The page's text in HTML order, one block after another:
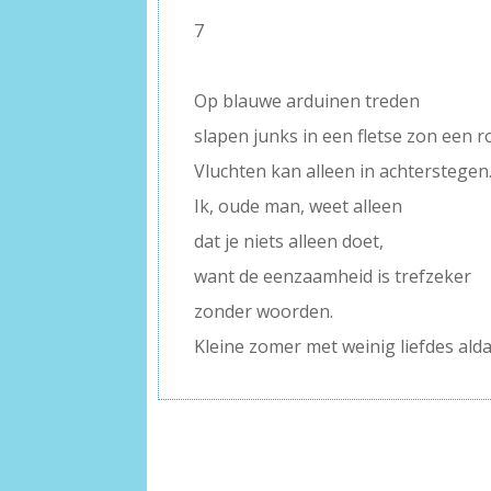
7
Op blauwe arduinen treden
slapen junks in een fletse zon een
Vluchten kan alleen in achterstegen.
Ik, oude man, weet alleen
dat je niets alleen doet,
want de eenzaamheid is trefzeker
zonder woorden.
Kleine zomer met weinig liefdes